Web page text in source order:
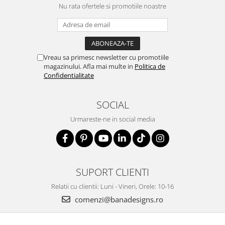
Nu rata ofertele si promotiile noastre
Vreau sa primesc newsletter cu promotiile
magazinului. Afla mai multe in Politica de
Confidentialitate
SOCIAL
Urmareste-ne in social media
SUPORT CLIENTI
Relatii cu clientii: Luni - Vineri, Orele: 10-16
comenzi@banadesigns.ro